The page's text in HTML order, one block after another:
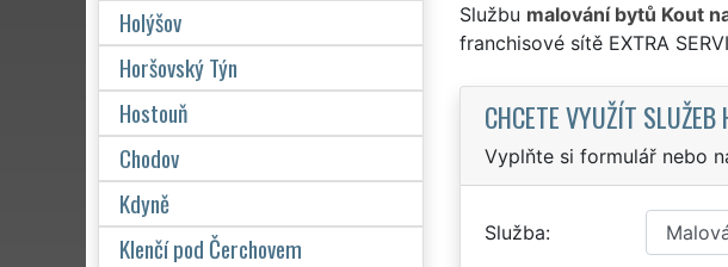
Službu malování bytů Kout
franchisové sítě EXTRA
CHCETE VYUŽÍT
Vyplňte si formulář nebo
Služba
Holýšov
Horšovský Týn
Hostouň
Chodov
Kdyně
Klenčí pod Čerchovem